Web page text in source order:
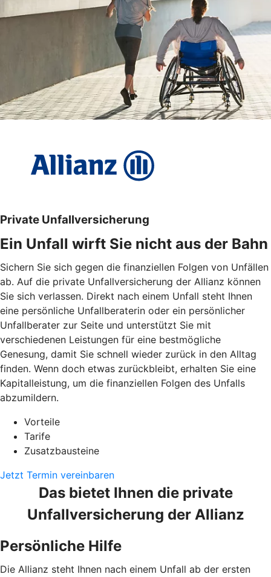
Private Unfallversicherung
Ein Unfall wirft Sie nicht aus der Bahn
Sichern Sie sich gegen die finanziellen Folgen von Unfällen
ab. Auf die private Unfallversicherung der Allianz können
Sie sich verlassen. Direkt nach einem Unfall steht Ihnen
eine persönliche Unfallberaterin oder ein persönlicher
Unfallberater zur Seite und unterstützt Sie mit
verschiedenen Leistungen für eine bestmögliche
Genesung, damit Sie schnell wieder zurück in den Alltag
finden. Wenn doch etwas zurückbleibt, erhalten Sie eine
Kapitalleistung, um die finanziellen Folgen des Unfalls
abzumildern.
Vorteile
Tarife
Zusatzbausteine
Jetzt Termin vereinbaren
Das bietet Ihnen die private
Unfallversicherung der Allianz
Persönliche Hilfe
Die Allianz steht Ihnen nach einem Unfall ab der ersten